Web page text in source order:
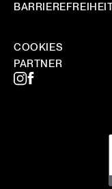
COOKIES
PARTNER